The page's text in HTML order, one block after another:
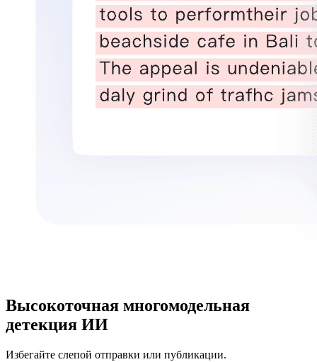
Высокоточная многомодельная
детекция ИИ
Избегайте слепой отправки или публикации.